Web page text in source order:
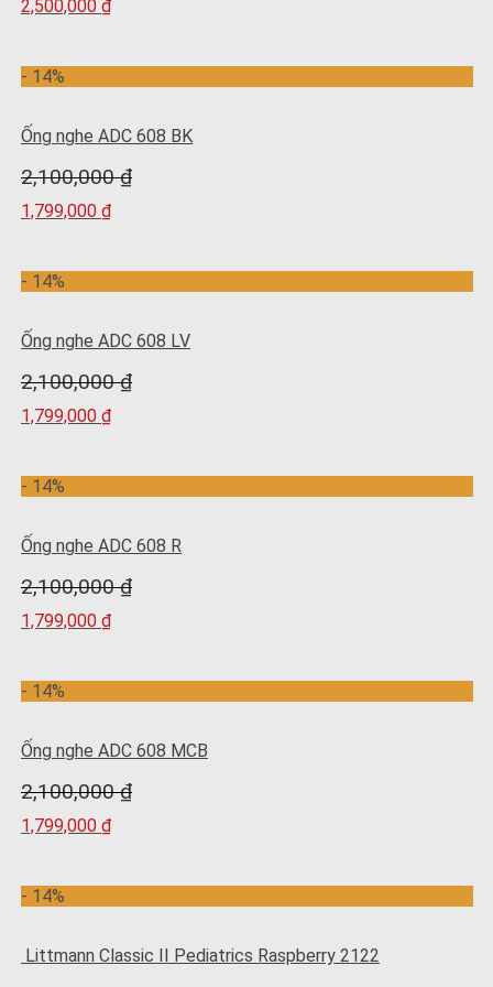
2,500,000 ₫
- 14%
Ống nghe ADC 608 BK
2,100,000₫
1,799,000 ₫
- 14%
Ống nghe ADC 608 LV
2,100,000₫
1,799,000 ₫
- 14%
Ống nghe ADC 608 R
2,100,000₫
1,799,000 ₫
- 14%
Ống nghe ADC 608 MCB
2,100,000₫
1,799,000 ₫
- 14%
Littmann Classic II Pediatrics Raspberry 2122